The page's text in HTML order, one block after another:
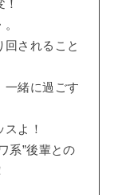
回されること
一緒に過ごす
よ！
系”後輩との